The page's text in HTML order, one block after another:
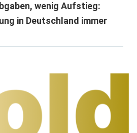
wenig Aufstieg:
in Deutschland immer